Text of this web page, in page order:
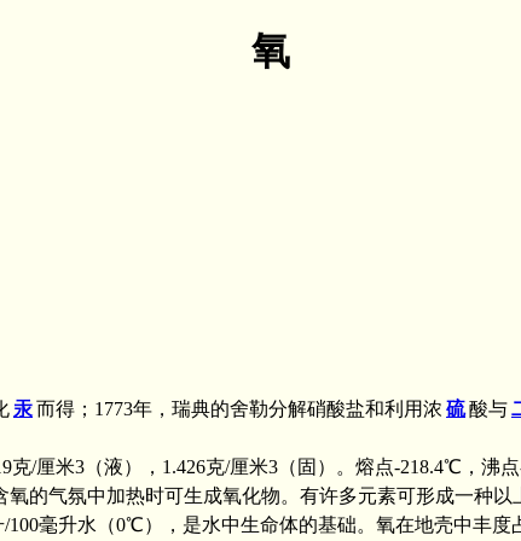
氧
汞而得；1773年，瑞典的舍勒分解硝酸盐和利用浓 硫酸与
克/厘米3（液），1.426克/厘米3（固）。熔点-218.4℃，沸
的气氛中加热时可生成氧化物。有许多元素可形成一种
毫升水（0℃），是水中生命体的基础。氧在地壳中丰度